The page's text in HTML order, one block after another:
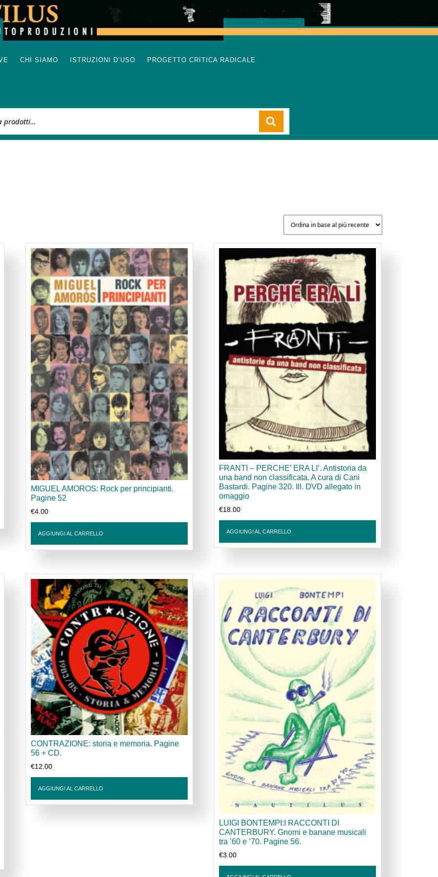
CHI SIAMO ISTRUZIONI D’USO PROGETTO CRITICA RADICALE
MIGUEL AMOROS: Rock per principianti.
Pagine 52
€4.00
AGGIUNGI AL CARRELLO
FRANTI – PERCHE’ ERA LI’. Antistoria da
una band non classificata. A cura di Cani
Bastardi. Pagine 320. Ill. DVD allegato in
omaggio
€18.00
AGGIUNGI AL CARRELLO
CONTRAZIONE: storia e memoria. Pagine
56 + CD.
€12.00
AGGIUNGI AL CARRELLO
LUIGI BONTEMPI:I RACCONTI DI
CANTERBURY. Gnomi e banane musicali
tra ’60 e ’70. Pagine 56.
€3.00